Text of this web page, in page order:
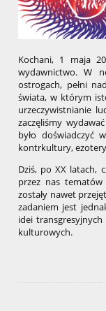
Kochani, 1 maja
wydawnictwo. W
ostrogach, pełni
świata, w którym
urzeczywistnianie
zaczęliśmy
było doświadczyć
kontrkultury,
Dziś, po XX latach,
przez nas
zostały nawet
zadaniem jest
idei
kulturowych.